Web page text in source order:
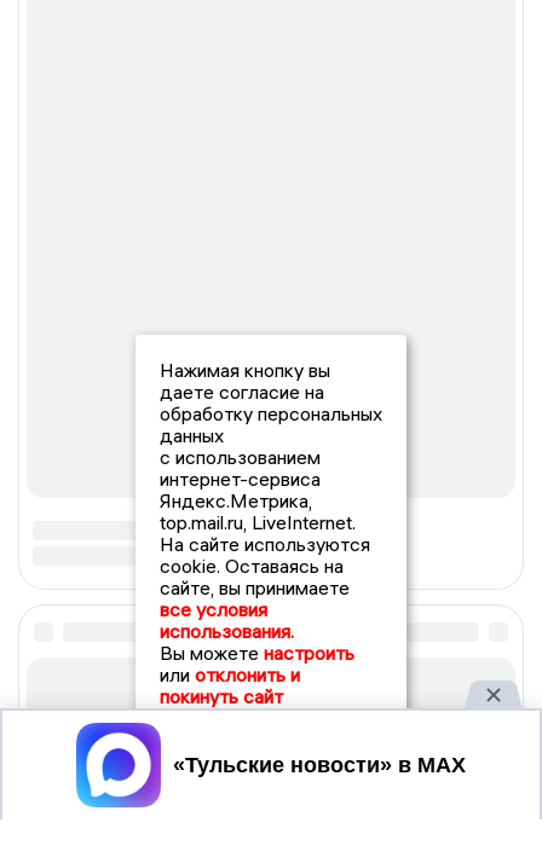
Нажимая кнопку вы
даете согласие на
обработку персональных
данных
с использованием
интернет-сервиса
Яндекс.Метрика,
top.mail.ru, LiveInternet.
На сайте используются
cookie. Оставаясь на
сайте, вы принимаете
все условия
использования.
Вы можете настроить
или отклонить и
покинуть сайт
Принять